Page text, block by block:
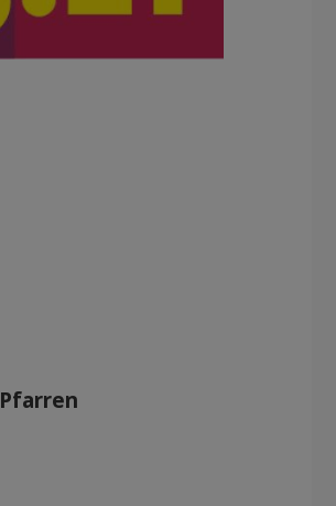
Pfarren